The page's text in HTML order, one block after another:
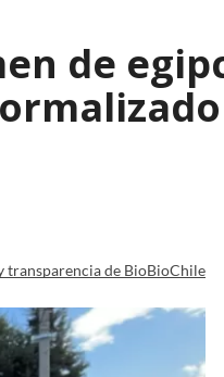
de
transparencia de BioBioChile